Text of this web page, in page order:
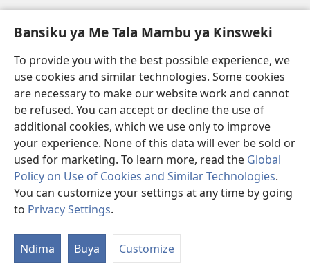
Bansiku ya Me Tala Mambu ya Kinsweki
To provide you with the best possible experience, we
use cookies and similar technologies. Some cookies
are necessary to make our website work and cannot
be refused. You can accept or decline the use of
additional cookies, which we use only to improve
your experience. None of this data will ever be sold or
used for marketing. To learn more, read the Global
Policy on Use of Cookies and Similar Technologies.
You can customize your settings at any time by going
to Privacy Settings.
Ndima Buya Customize
(ke
kangula
lutiti
ya
mpa)
Watchtower BIBLIOTEKE NA INTERNET
(ke
kangula
lutiti
mpa)
JW Hub ®
(ke
kangula
lutiti
ya
mpa)
Copyright© 2026 Watch Tower Bible and Tract Society of Pennsylvania.
BANTUMA YA KULANDA NA NTWALA YA KUSADILA
KETADILA KINSWEKI